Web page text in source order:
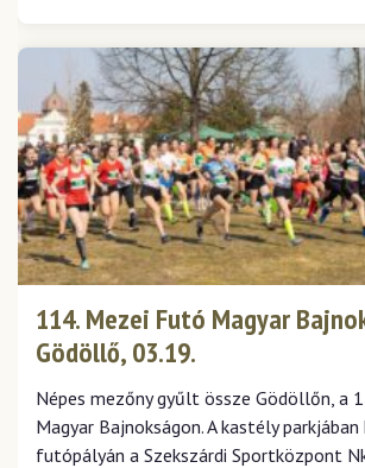
114. Mezei Futó Magyar
Gödöllő, 03.19.
Népes mezőny gyűlt össze Gödöllőn, a
Magyar Bajnokságon. A kastély
futópályán a Szekszárdi Sportközpont